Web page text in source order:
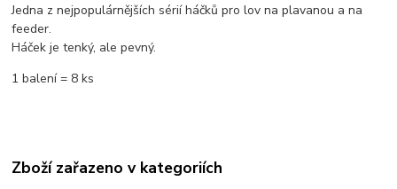
Jedna z nejpopulárnějších sérií háčků pro lov na plavanou a na
feeder.
Háček je tenký, ale pevný.
1 balení = 8 ks
Zboží zařazeno v kategoriích